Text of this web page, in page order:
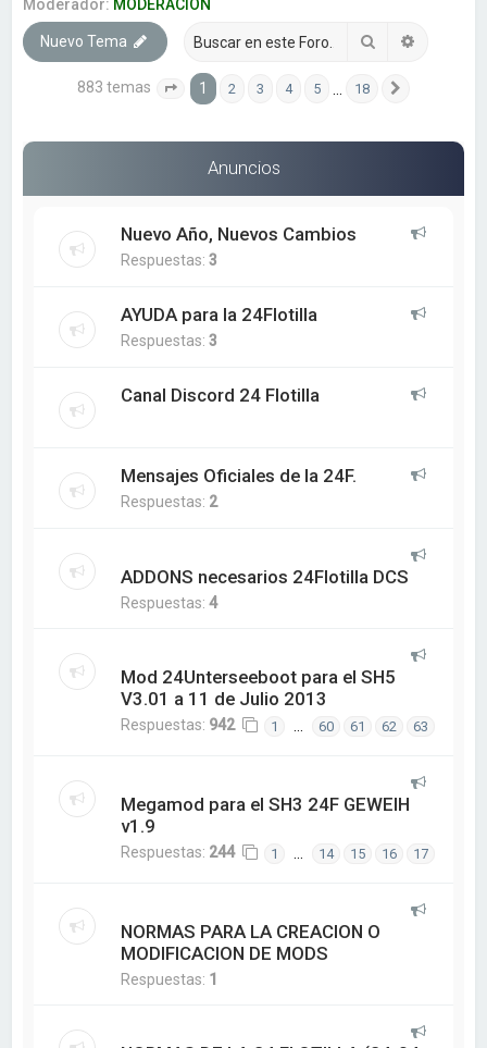
Moderador: MODERACION
Nuevo Tema Buscar
883 temas Página 1de 18
1 2 3 4 5 18
Anuncios
Nuevo Año, Nuevos Cambios
Respuestas:3
AYUDA para la 24Flotilla
Respuestas:3
Canal Discord 24 Flotilla
Mensajes Oficiales de la 24F.
Respuestas: 2
ADDONS necesarios 24Flotilla DCS
Respuestas:4
Mod 24Unterseeboot para el SH5
V3.01 a 11 de Julio 2013
Respuestas: 942 1 … 60 61 62 63
Megamod para el SH3 24F GEWEIH
v1.9
Respuestas: 244 1 … 14 15 16 17
NORMAS PARA LA CREACION O
MODIFICACION DE MODS
Respuestas: 1